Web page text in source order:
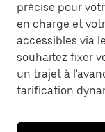
précise pour
en charge et
accessibles via
souhaitez fixer
un trajet à
tarification